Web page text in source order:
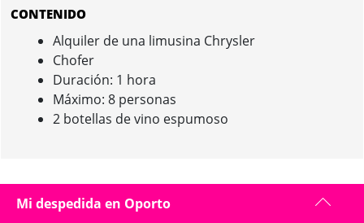
CONTENIDO
Alquiler de una limusina Chrysler
Chofer
Duración: 1 hora
Máximo: 8 personas
2 botellas de vino espumoso
LIMUSINA CHRYSLER IN OPORTO :
PRESENTACIÓN
Mi despedida en Oporto